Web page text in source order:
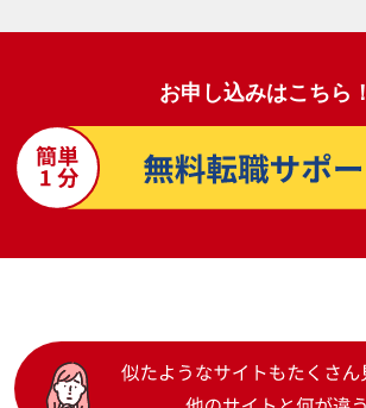
お申し込みはこちら！